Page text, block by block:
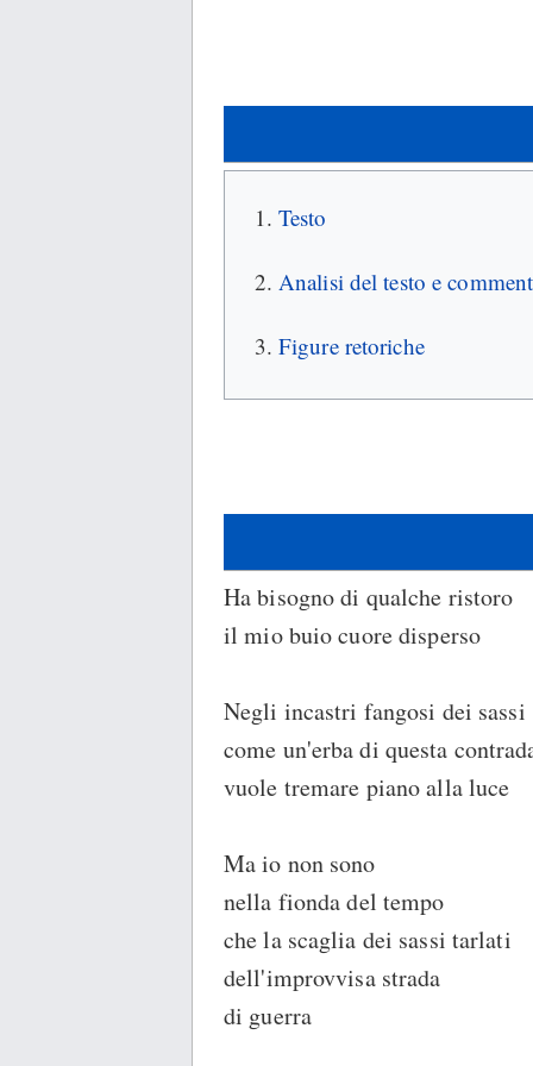
Testo
Analisi del testo e
Figure retoriche
Ha bisogno di qualche ristoro
il mio buio cuore disperso
Negli incastri fangosi dei sassi
come un'erba di questa
vuole tremare piano alla luce
Ma io non sono
nella fionda del tempo
che la scaglia dei sassi tarlati
dell'improvvisa strada
di guerra